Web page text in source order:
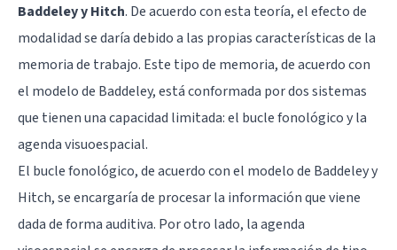
Baddeley y Hitch. De acuerdo con esta teoría, el efecto de
modalidad se daría debido a las propias características de la
memoria de trabajo. Este tipo de memoria, de acuerdo con
el modelo de Baddeley, está conformada por dos sistemas
que tienen una capacidad limitada: el bucle fonológico y la
agenda visuoespacial.
El bucle fonológico, de acuerdo con el modelo de Baddeley y
Hitch, se encargaría de procesar la información que viene
dada de forma auditiva. Por otro lado, la agenda